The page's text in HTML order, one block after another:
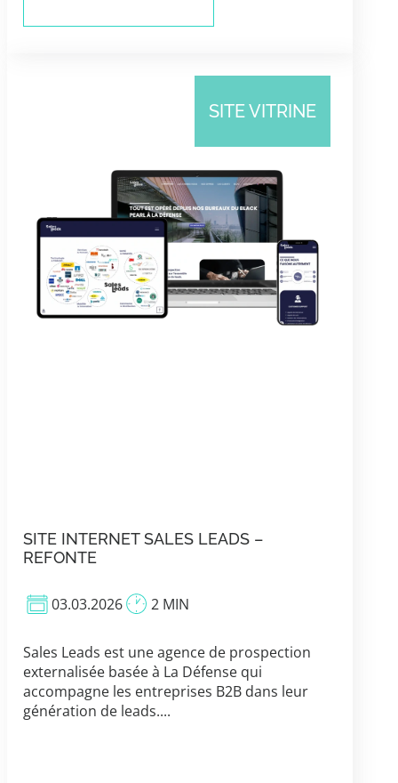
SITE VITRINE
SITE INTERNET SALES LEADS –
REFONTE
03.03.2026 2 MIN
Sales Leads est une agence de prospection
externalisée basée à La Défense qui
accompagne les entreprises B2B dans leur
génération de leads....